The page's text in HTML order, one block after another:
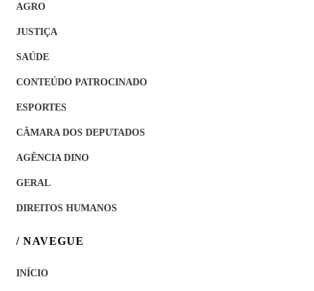
AGRO
JUSTIÇA
SAÚDE
CONTEÚDO PATROCINADO
ESPORTES
CÂMARA DOS DEPUTADOS
AGÊNCIA DINO
GERAL
DIREITOS HUMANOS
/ NAVEGUE
INÍCIO